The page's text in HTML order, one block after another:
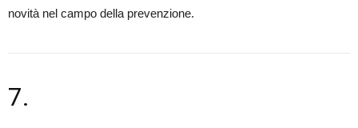
novità nel campo della prevenzione.
7.